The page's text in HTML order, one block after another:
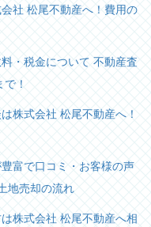
社 松尾不動産へ！費用の
・税金について 不動産査
！
株式会社 松尾不動産へ！
富で口コミ・お客様の声
地売却の流れ
株式会社 松尾不動産へ相